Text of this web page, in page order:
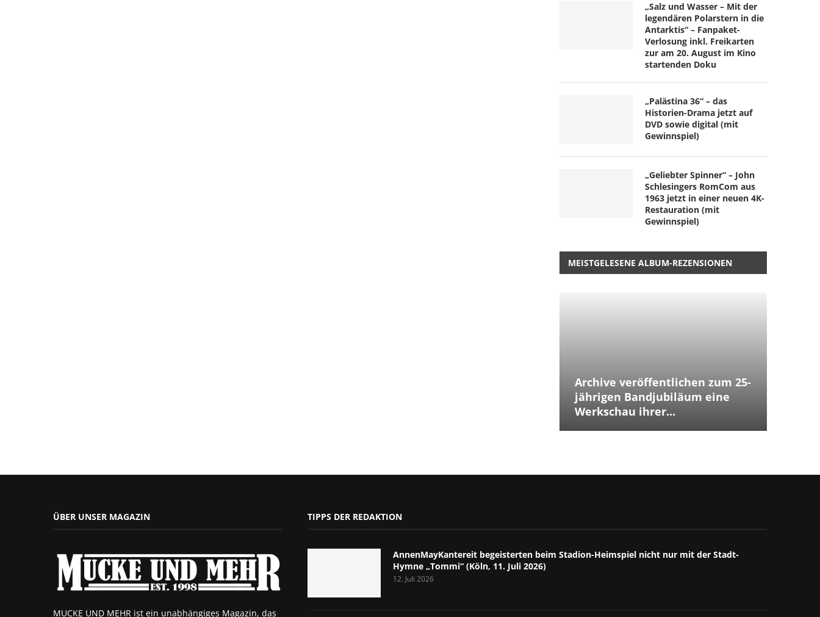
„Salz und Wasser – Mit der
legendären Polarstern in die
Antarktis“ – Fanpaket-
Verlosung inkl. Freikarten
zur am 20. August im Kino
startenden Doku
„Palästina 36“ – das
Historien-Drama jetzt auf
DVD sowie digital (mit
Gewinnspiel)
„Geliebter Spinner“ – John
Schlesingers RomCom aus
1963 jetzt in einer neuen 4K-
Restauration (mit
Gewinnspiel)
MEISTGELESENE ALBUM-REZENSIONEN
Archive veröffentlichen zum 25-
jährigen Bandjubiläum eine
Werkschau ihrer...
ÜBER UNSER MAGAZIN
MUCKE UND MEHR ist ein unabhängiges Magazin, das
TIPPS DER REDAKTION
AnnenMayKantereit begeisterten beim Stadion-Heimspiel nicht nur mit der Stadt-
Hymne „Tommi“ (Köln, 11. Juli 2026)
12. Juli 2026